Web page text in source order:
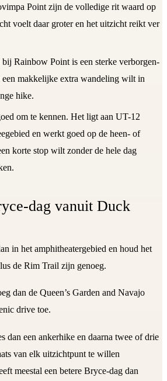
Point zijn de volledige rit waard op
voelt daar groter en het uitzicht reikt ver
Rainbow Point is een sterke verborgen-
een makkelijke extra wandeling wilt in
hike.
om te kennen. Het ligt aan UT-12
en werkt goed op de heen- of
korte stop wilt zonder de hele dag
dag vanuit Duck
in het amphitheatergebied en houd het
de Rim Trail zijn genoeg.
dan de Queen’s Garden and Navajo
drive toe.
dan een ankerhike en daarna twee of drie
van elk uitzichtpunt te willen
meestal een betere Bryce-dag dan